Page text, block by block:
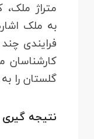
متراژ
به ملک
فرایندی
کارشناسان
گلستان را
نتیجه گیری